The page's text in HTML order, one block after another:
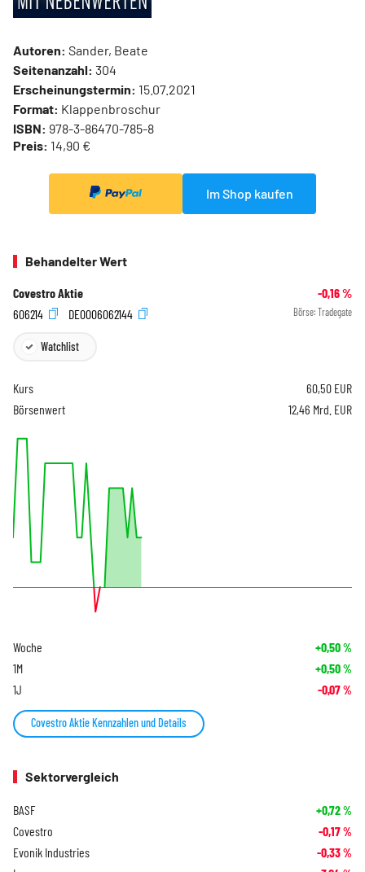
Autoren: Sander, Beate
Seitenanzahl: 304
Erscheinungstermin: 15.07.2021
Format: Klappenbroschur
ISBN: 978-3-86470-785-8
Preis: 14,90 €
Im Shop kaufen
Behandelter Wert
Covestro Aktie -0,16%
606214
DE0006062144 Börse: Tradegate
Watchlist
Kurs 60,50 EUR
Börsenwert
12,46 Mrd. EUR
Woche +0,50%
1M +0,50%
1J -0,07%
Covestro Aktie Kennzahlen und Details
Sektorvergleich
BASF +0,72%
Covestro -0,17%
Evonik Industries -0,33%